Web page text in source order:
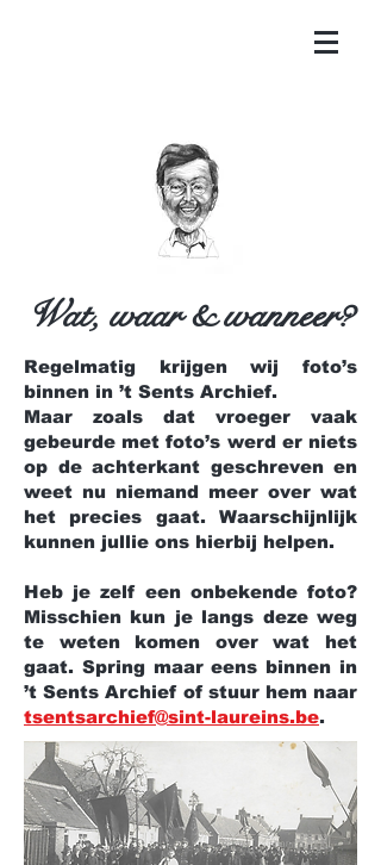
Wat, waar & wanneer?
Regelmatig krijgen wij foto’s
binnen in ’t Sents Archief.
Maar zoals dat vroeger vaak
gebeurde met foto’s werd er niets
op de achterkant geschreven en
weet nu niemand meer over wat
het precies gaat. Waarschijnlijk
kunnen jullie ons hierbij helpen.
Heb je zelf een onbekende foto?
Misschien kun je langs deze weg
te weten komen over wat het
gaat. Spring maar eens binnen in
’t Sents Archief of stuur hem naar
tsentsarchief@sint-laureins.be.